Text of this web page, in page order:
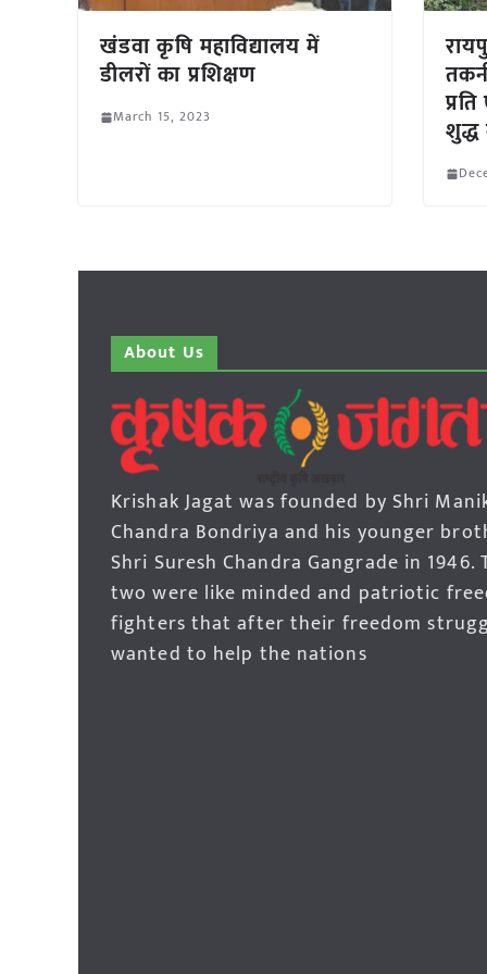
खंडवा कृषि महाविद्यालय में
डीलरों का प्रशिक्षण
March 15, 2023
About Us
Krishak Jagat was founded by Shri
Chandra Bondriya and his younger
Shri Suresh Chandra Gangrade in 1946.
two were like minded and patriotic
fighters that after their freedom
wanted to help the nations